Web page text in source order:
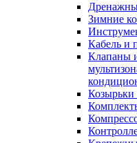
Зимние
Кабель и
Клапаны
Козырьки